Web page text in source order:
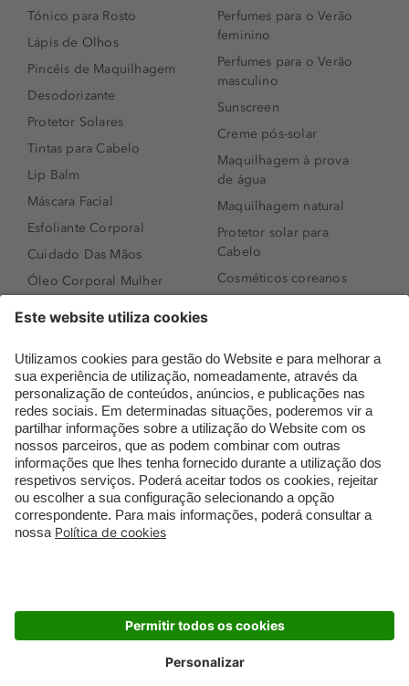
Tónico para Rosto
Lápis de Olhos
Pincéis de Maquilhagem
Desodorizante
Protetor Solares
Tintas para Cabelo
Lip Balm
Máscara Facial
Esfoliante Corporal
Cuidado Das Mãos
Óleo Corporal Mulher
Sérum de Rosto
Body mist & Spray
corporal
Produtos para Cabelo
Homem
Espuma de Limpeza
Facial
Dermocosmética
Perfumes para o Verão
feminino
Perfumes para o Verão
masculino
Sunscreen
Creme pós-solar
Maquilhagem à prova
de água
Maquilhagem natural
Protetor solar para
Cabelo
Cosméticos coreanos
Perfumes árabes
Novidades
Melhores Perfumes
Femininos
TOP 10: Perfumes
Masculinos
Pestanas Postiças
Creme Rosto Homem
Embalagens Sustentáveis